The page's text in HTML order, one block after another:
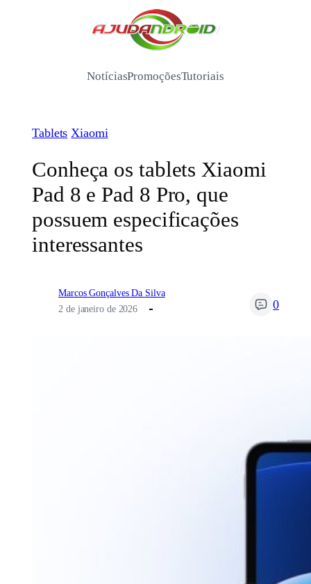
/
NotíciasPromoçõesTutoriais
Tablets Xiaomi
Conheça os tablets Xiaomi
Pad 8 e Pad 8 Pro, que
possuem especificações
interessantes
Marcos Gonçalves Da Silva
2 de janeiro de 2026
0